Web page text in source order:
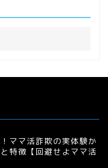
ママ活詐欺の実体験か
特徴【回避せよママ活